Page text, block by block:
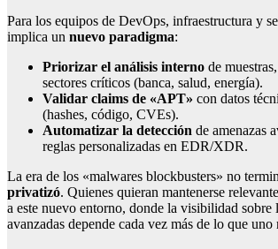
Para los equipos de DevOps, infraestructura y
implica un nuevo paradigma:
Priorizar el análisis interno de
sectores críticos (banca, salud, energía).
Validar claims de «APT» con datos
(hashes, código, CVEs).
Automatizar la detección de amenazas
reglas personalizadas en EDR/XDR.
La era de los «malwares blockbusters» no
privatizó. Quienes quieran mantenerse
a este nuevo entorno, donde la visibilidad sobre
avanzadas depende cada vez más de lo que